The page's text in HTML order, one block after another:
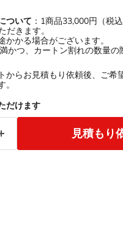
ついて ：1商品33,000円（税
だきます。
かる場合がございます。
かつ、カートン割れの数量
からお見積もり依頼後、ご
だけます
見積もり